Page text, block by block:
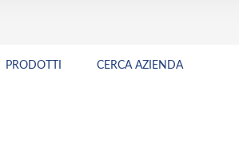
PRODOTTI CERCA AZIENDA